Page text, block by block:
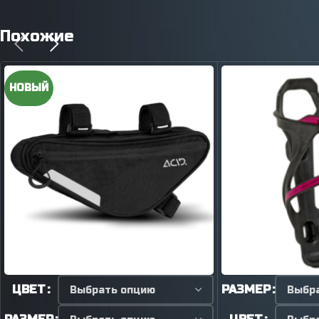
Похожие
НОВЫЙ
ЦВЕТ РАЗМЕР